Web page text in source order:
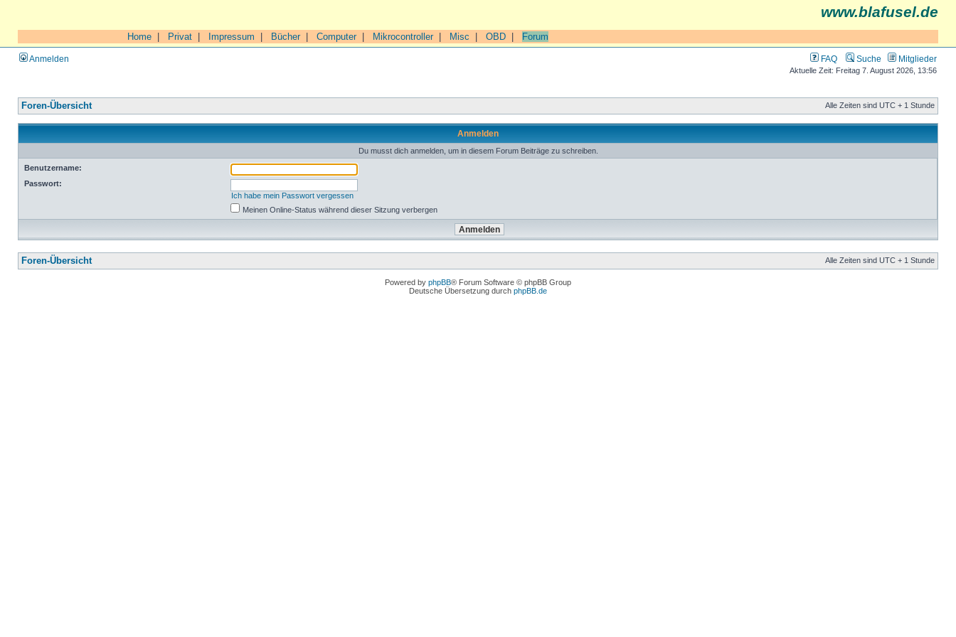
www.blafusel.de
Home Privat Impressum Bücher| Computer| Mikrocontroller| Misc OBD Forum
Anmelden FAQ Suche Mitglieder
Aktuelle Zeit: Freitag 7. August 2026, 13:56
Foren-Übersicht Alle Zeiten sind UTC + 1 Stunde
Anmelden
Du musst dich anmelden, um in diesem Forum Beiträge zu schreiben.
Benutzername:
Passwort:
Ich habe mein Passwort vergessen
Meinen Online-Status während dieser Sitzung verbergen
Foren-Übersicht Alle Zeiten sind UTC + 1 Stunde
Powered by phpBB® Forum Software © phpBB Group
Deutsche Übersetzung durch phpBB.de